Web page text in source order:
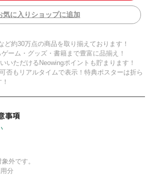
気に入りショップに追加
ど約30万点の商品を取り揃えております！
ーム・グッズ・書籍まで豊富に品揃え！
いただけるNeowingポイントも貯まります！
否もリアルタイムで表示！特典ポスターは折ら
外です。
分